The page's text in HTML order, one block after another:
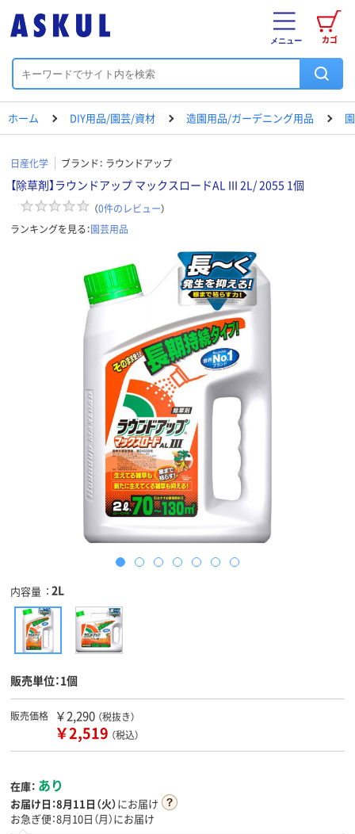
カゴ
メニュー
ホーム DIY用品/園芸/資材 造園用品/ガーデニング用品
日産化学 ブランド： ラウンドアップ
【除草剤】ラウンドアップ マックスロードAL III 2L/ 2055 1個
（0件のレビュー）
ランキングを見る：園芸用品
内容量 2L
販売単位：1個
販売価格 ￥2,290 （税抜き）
￥2,519 （税込）
在庫： あり
お届け日：8月11日（火）にお届け
お急ぎ便：8月10日（月）にお届け